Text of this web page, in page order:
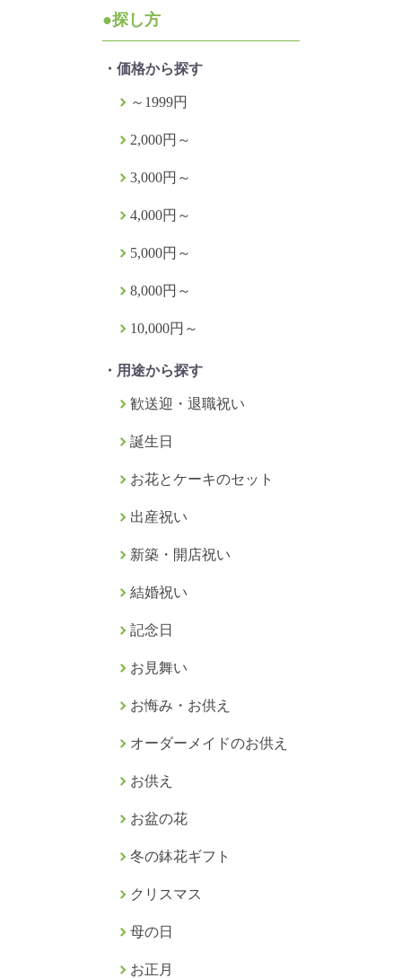
●探し方
・価格から探す
～1999円
2,000円～
3,000円～
4,000円～
5,000円～
8,000円～
10,000円～
・用途から探す
歓送迎・退職祝い
誕生日
お花とケーキのセット
出産祝い
新築・開店祝い
結婚祝い
記念日
お見舞い
お悔み・お供え
オーダーメイドのお供え
お供え
お盆の花
冬の鉢花ギフト
クリスマス
母の日
お正月